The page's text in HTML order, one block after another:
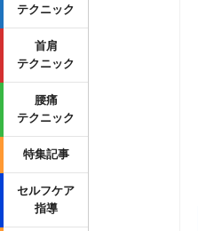
テクニック
首肩
テクニック
腰痛
テクニック
特集記事
セルフケア
指導